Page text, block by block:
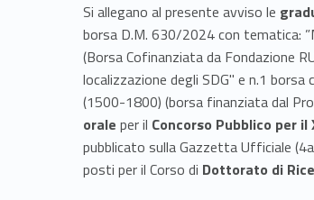
Si allegano al presente avviso le
borsa D.M. 630/2024 con tematica:
(Borsa Cofinanziata da Fondazione
localizzazione degli SDG" e n.1
(1500-1800) (borsa finanziata dal
orale per il Concorso Pubblico per
pubblicato sulla Gazzetta Ufficiale
posti per il Corso di Dottorato di